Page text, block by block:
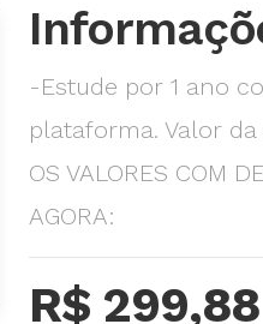
-Estude por 1 ano
plataforma. Valor da
OS VALORES COM
AGORA:
R$ 299,88